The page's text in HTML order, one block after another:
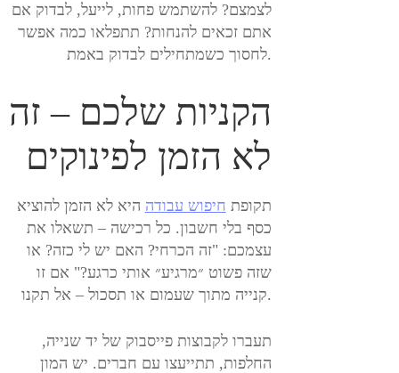
לצמצם? להשתמש פחות, לייעל, לבדוק אם
אתם זכאים להנחות? תתפלאו כמה אפשר
לחסוך כשמתחילים לבדוק באמת.
הקניות שלכם – זה
לא הזמן לפינוקים
תקופת חיפוש עבודה היא לא הזמן להוציא
כסף בלי חשבון. כל רכישה – תשאלו את
עצמכם: "זה הכרחי? האם יש לי כזה? או
שזה פשוט ״מרגיע״ אותי כרגע?" אם זו
קנייה מתוך שעמום או תסכול – אל תקנו.
תעברו לקבוצות פייסבוק של יד שנייה,
החלפות, תתייעצו עם חברים. יש המון